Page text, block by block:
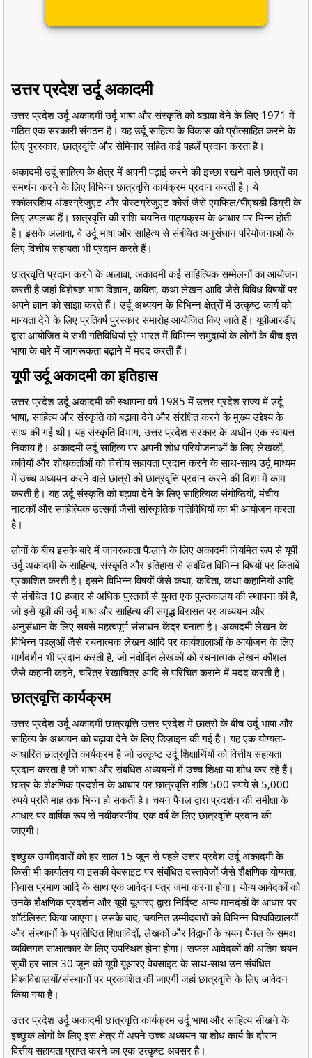
उत्तर प्रदेश उर्दू अकादमी
उत्तर प्रदेश उर्दू अकादमी उर्दू भाषा और संस्कृति को बढ़ावा देने के लिए 1971 में
गठित एक सरकारी संगठन है। यह उर्दू साहित्य के विकास को प्रोत्साहित करने के
लिए पुरस्कार, छात्रवृत्ति और सेमिनार सहित कई पहलें प्रदान करता है।
अकादमी उर्दू साहित्य के क्षेत्र में अपनी पढ़ाई करने की इच्छा रखने वाले छात्रों का
समर्थन करने के लिए विभिन्न छात्रवृत्ति कार्यक्रम प्रदान करती है। ये
स्कॉलरशिप अंडरग्रेजुएट और पोस्टग्रेजुएट कोर्स जैसे एमफिल/पीएचडी डिग्री के
लिए उपलब्ध हैं। छात्रवृत्ति की राशि चयनित पाठ्यक्रम के आधार पर भिन्न होती
है। इसके अलावा, वे उर्दू भाषा और साहित्य से संबंधित अनुसंधान परियोजनाओं के
लिए वित्तीय सहायता भी प्रदान करते हैं।
छात्रवृत्ति प्रदान करने के अलावा, अकादमी कई साहित्यिक सम्मेलनों का आयोजन
करती है जहां विशेषज्ञ भाषा विज्ञान, कविता, कथा लेखन आदि जैसे विविध विषयों पर
अपने ज्ञान को साझा करते हैं। उर्दू अध्ययन के विभिन्न क्षेत्रों में उत्कृष्ट कार्य को
मान्यता देने के लिए प्रतिवर्ष पुरस्कार समारोह आयोजित किए जाते हैं। यूपीआरडीए
द्वारा आयोजित ये सभी गतिविधियां पूरे भारत में विभिन्न समुदायों के लोगों के बीच इस
भाषा के बारे में जागरूकता बढ़ाने में मदद करती हैं।
यूपी उर्दू अकादमी का इतिहास
उत्तर प्रदेश उर्दू अकादमी की स्थापना वर्ष 1985 में उत्तर प्रदेश राज्य में उर्दू
भाषा, साहित्य और संस्कृति को बढ़ावा देने और संरक्षित करने के मुख्य उद्देश्य के
साथ की गई थी। यह संस्कृति विभाग, उत्तर प्रदेश सरकार के अधीन एक स्वायत्त
निकाय है। अकादमी उर्दू साहित्य पर अपनी शोध परियोजनाओं के लिए लेखकों,
कवियों और शोधकर्ताओं को वित्तीय सहायता प्रदान करने के साथ-साथ उर्दू माध्यम
में उच्च अध्ययन करने वाले छात्रों को छात्रवृत्ति प्रदान करने की दिशा में काम
करती है। यह उर्दू संस्कृति को बढ़ावा देने के लिए साहित्यिक संगोष्ठियों, मंचीय
नाटकों और साहित्यिक उत्सवों जैसी सांस्कृतिक गतिविधियों का भी आयोजन करता
है।
लोगों के बीच इसके बारे में जागरूकता फैलाने के लिए अकादमी नियमित रूप से यूपी
उर्दू अकादमी के साहित्य, संस्कृति और इतिहास से संबंधित विभिन्न विषयों पर किताबें
प्रकाशित करती है। इसने विभिन्न विषयों जैसे कथा, कविता, कथा कहानियों आदि
से संबंधित 10 हजार से अधिक पुस्तकों से युक्त एक पुस्तकालय की स्थापना की है,
जो इसे यूपी की उर्दू भाषा और साहित्य की समृद्ध विरासत पर अध्ययन और
अनुसंधान के लिए सबसे महत्वपूर्ण संसाधन केंद्र बनाता है। अकादमी लेखन के
विभिन्न पहलुओं जैसे रचनात्मक लेखन आदि पर कार्यशालाओं के आयोजन के लिए
मार्गदर्शन भी प्रदान करती है, जो नवोदित लेखकों को रचनात्मक लेखन कौशल
जैसे कहानी कहने, चरित्र रेखाचित्र आदि से परिचित कराने में मदद करती है।
छात्रवृत्ति कार्यक्रम
उत्तर प्रदेश उर्दू अकादमी छात्रवृत्ति उत्तर प्रदेश में छात्रों के बीच उर्दू भाषा और
साहित्य के अध्ययन को बढ़ावा देने के लिए डिज़ाइन की गई है। यह एक योग्यता-
आधारित छात्रवृत्ति कार्यक्रम है जो उत्कृष्ट उर्दू शिक्षार्थियों को वित्तीय सहायता
प्रदान करता है जो भाषा और संबंधित अध्ययनों में उच्च शिक्षा या शोध कर रहे हैं।
छात्र के शैक्षणिक प्रदर्शन के आधार पर छात्रवृत्ति राशि 500 रुपये से 5,000
रुपये प्रति माह तक भिन्न हो सकती है। चयन पैनल द्वारा प्रदर्शन की समीक्षा के
आधार पर वार्षिक रूप से नवीकरणीय, एक वर्ष के लिए छात्रवृत्ति प्रदान की
जाएगी।
इच्छुक उम्मीदवारों को हर साल 15 जून से पहले उत्तर प्रदेश उर्दू अकादमी के
किसी भी कार्यालय या इसकी वेबसाइट पर संबंधित दस्तावेजों जैसे शैक्षणिक योग्यता,
निवास प्रमाण आदि के साथ एक आवेदन पत्र जमा करना होगा। योग्य आवेदकों को
उनके शैक्षणिक प्रदर्शन और यूपी यूआरए द्वारा निर्दिष्ट अन्य मानदंडों के आधार पर
शॉर्टलिस्ट किया जाएगा। उसके बाद, चयनित उम्मीदवारों को विभिन्न विश्वविद्यालयों
और संस्थानों के प्रतिष्ठित शिक्षाविदों, लेखकों और विद्वानों के चयन पैनल के समक्ष
व्यक्तिगत साक्षात्कार के लिए उपस्थित होना होगा। सफल आवेदकों की अंतिम चयन
सूची हर साल 30 जून को यूपी यूआरए वेबसाइट के साथ-साथ उन संबंधित
विश्वविद्यालयों/संस्थानों पर प्रकाशित की जाएगी जहां छात्रवृत्ति के लिए आवेदन
किया गया है।
उत्तर प्रदेश उर्दू अकादमी छात्रवृत्ति कार्यक्रम उर्दू भाषा और साहित्य सीखने के
इच्छुक लोगों के लिए इस क्षेत्र में अपने उच्च अध्ययन या शोध कार्य के दौरान
वित्तीय सहायता प्राप्त करने का एक उत्कृष्ट अवसर है।